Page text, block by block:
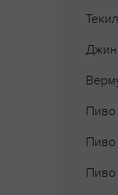
Пиво
Пиво
Пиво